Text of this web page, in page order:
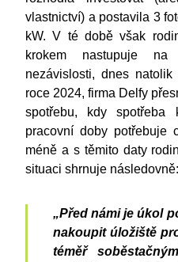
vlastnictví) a postavila 3
kW. V té době však
krokem nastupuje
nezávislosti, dnes
roce 2024, firma Delfy
spotřebu, kdy spotřeba
pracovní doby potřebuje
méně a s těmito daty
situaci shrnuje následovně:
„Před námi je úkol
nakoupit úložiště
téměř